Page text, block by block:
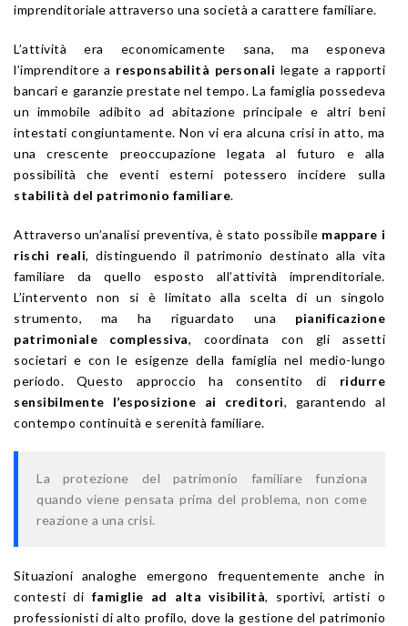
imprenditoriale attraverso una società a carattere familiare.
L’attività era economicamente sana, ma esponeva
l’imprenditore a responsabilità personali legate a rapporti
bancari e garanzie prestate nel tempo. La famiglia possedeva
un immobile adibito ad abitazione principale e altri beni
intestati congiuntamente. Non vi era alcuna crisi in atto, ma
una crescente preoccupazione legata al futuro e alla
possibilità che eventi esterni potessero incidere sulla
stabilità del patrimonio familiare.
Attraverso un’analisi preventiva, è stato possibile mappare i
rischi reali, distinguendo il patrimonio destinato alla vita
familiare da quello esposto all’attività imprenditoriale.
L’intervento non si è limitato alla scelta di un singolo
strumento, ma ha riguardato una pianificazione
patrimoniale complessiva, coordinata con gli assetti
societari e con le esigenze della famiglia nel medio-lungo
periodo. Questo approccio ha consentito di ridurre
sensibilmente l’esposizione ai creditori, garantendo al
contempo continuità e serenità familiare.
La protezione del patrimonio familiare funziona
quando viene pensata prima del problema, non come
reazione a una crisi.
Situazioni analoghe emergono frequentemente anche in
contesti di famiglie ad alta visibilità, sportivi, artisti o
professionisti di alto profilo, dove la gestione del patrimonio